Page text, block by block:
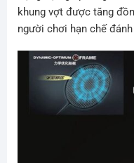
khung vợt được tăng
người chơi hạn chế